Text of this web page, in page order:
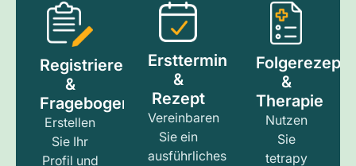
Registrieren
&
Fragebogen
Erstellen
Sie Ihr
Profil und
Ersttermin
&
Rezept
Vereinbaren
Sie ein
ausführliches
Folgerezept
&
Therapie
Nutzen
Sie
tetrapy